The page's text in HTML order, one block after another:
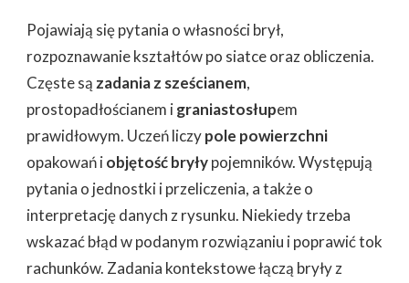
Pojawiają się pytania o własności brył,
rozpoznawanie kształtów po siatce oraz obliczenia.
Częste są zadania z sześcianem,
prostopadłościanem igraniastosłupem
prawidłowym. Uczeń liczypole powierzchni
opakowań iobjętość bryłypojemników. Występują
pytania o jednostki i przeliczenia, a także o
interpretację danych z rysunku. Niekiedy trzeba
wskazać błąd w podanym rozwiązaniu i poprawić tok
rachunków. Zadania kontekstowe łączą bryły z